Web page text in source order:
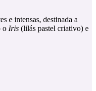
e intensas, destinada a
o Iris (lilás pastel criativo) e